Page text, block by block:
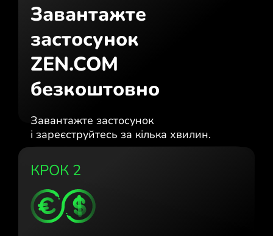
Завантажте
застосунок
ZEN.COM
безкоштовно
Завантажте застосунок
і зареєструйтесь за кілька хвилин.
КРОК 2